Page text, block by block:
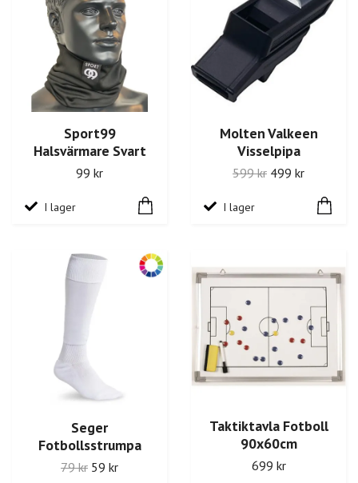
Sport99
Halsvärmare Svart
99 kr
I lager
Molten Valkeen
Visselpipa
599 kr 499 kr
I lager
Seger
Fotbollsstrumpa
79 kr 59 kr
Taktiktavla Fotboll
90x60cm
699 kr